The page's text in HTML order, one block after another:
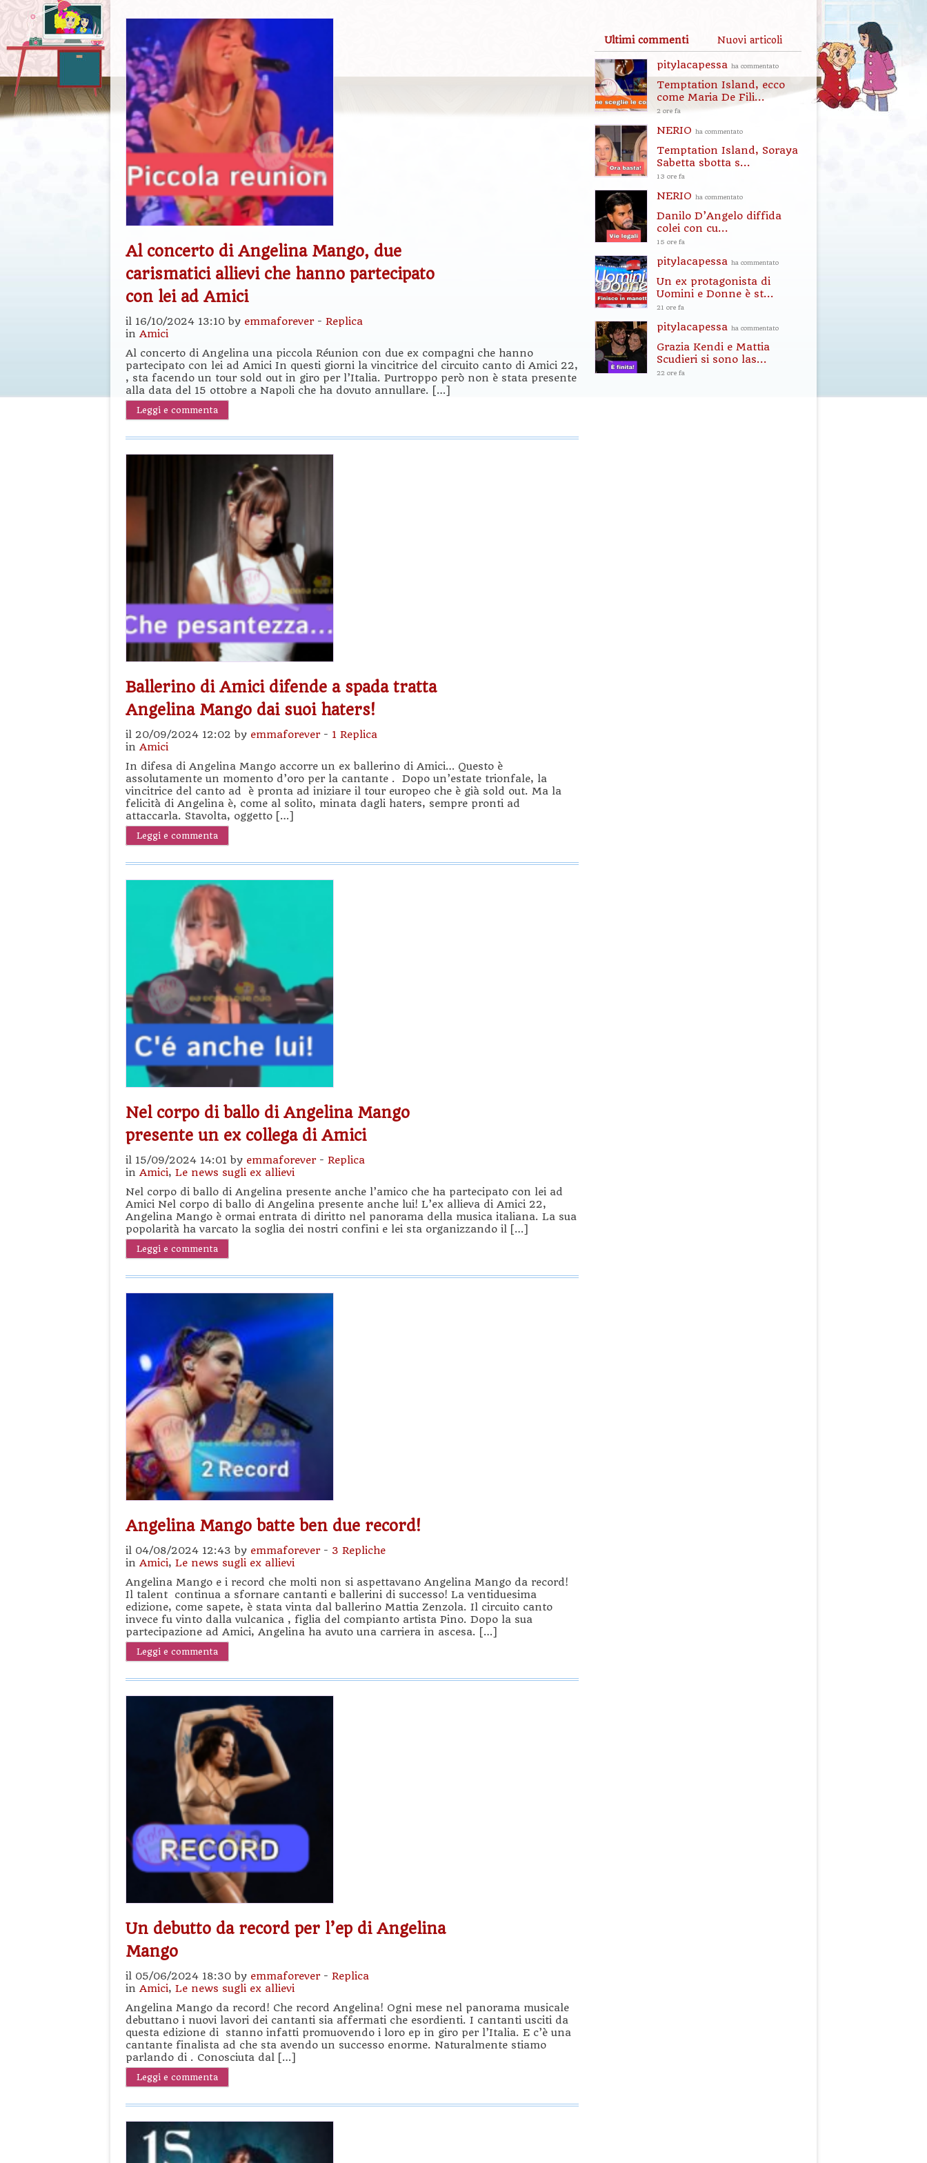
Al concerto di Angelina Mango, due
carismatici allievi che hanno partecipato
con lei ad Amici
il 16/10/2024 13:10 by emmaforever- Replica
in Amici
Al concerto di Angelina una piccola Réunion con due ex compagni che hanno
partecipato con lei ad Amici In questi giorni la vincitrice del circuito canto di Amici 22,
, sta facendo un tour sold out in giro per l’Italia. Purtroppo però non è stata presente
alla data del 15 ottobre a Napoli che ha dovuto annullare. […]
Leggi e commenta
Ballerino di Amici difende a spada tratta
Angelina Mango dai suoi haters!
il 20/09/2024 12:02 by emmaforever- 1 Replica
in Amici
In difesa di Angelina Mango accorre un ex ballerino di Amici… Questo è
assolutamente un momento d’oro per la cantante . Dopo un’estate trionfale, la
vincitrice del canto ad è pronta ad iniziare il tour europeo che è già sold out. Ma la
felicità di Angelina è, come al solito, minata dagli haters, sempre pronti ad
attaccarla. Stavolta, oggetto […]
Leggi e commenta
Nel corpo di ballo di Angelina Mango
presente un ex collega di Amici
il 15/09/2024 14:01 by emmaforever- Replica
in Amici, Le news sugli ex allievi
Nel corpo di ballo di Angelina presente anche l’amico che ha partecipato con lei ad
Amici Nel corpo di ballo di Angelina presente anche lui! L’ex allieva di Amici 22,
Angelina Mango è ormai entrata di diritto nel panorama della musica italiana. La sua
popolarità ha varcato la soglia dei nostri confini e lei sta organizzando il […]
Leggi e commenta
Angelina Mango batte ben due record!
il 04/08/2024 12:43 by emmaforever- 3 Repliche
in Amici, Le news sugli ex allievi
Angelina Mango e i record che molti non si aspettavano Angelina Mango da record!
Il talent continua a sfornare cantanti e ballerini di successo! La ventiduesima
edizione, come sapete, è stata vinta dal ballerino Mattia Zenzola. Il circuito canto
invece fu vinto dalla vulcanica , figlia del compianto artista Pino. Dopo la sua
partecipazione ad Amici, Angelina ha avuto una carriera in ascesa. […]
Leggi e commenta
Un debutto da record per l’ep di Angelina
Mango
il 05/06/2024 18:30 by emmaforever- Replica
in Amici, Le news sugli ex allievi
Angelina Mango da record! Che record Angelina! Ogni mese nel panorama musicale
debuttano i nuovi lavori dei cantanti sia affermati che esordienti. I cantanti usciti da
questa edizione di stanno infatti promuovendo i loro ep in giro per l’Italia. E c’è una
cantante finalista ad che sta avendo un successo enorme. Naturalmente stiamo
parlando di . Conosciuta dal […]
Leggi e commenta
Ultimi commenti Nuovi articoli
pitylacapessa ha commentato
Temptation Island, ecco
come Maria De Fili...
2 ore fa
NERIO ha commentato
Temptation Island, Soraya
Sabetta sbotta s...
13 ore fa
NERIO ha commentato
Danilo D’Angelo diffida
colei con cu...
15 ore fa
pitylacapessa ha commentato
Un ex protagonista di
Uomini e Donne è st...
21 ore fa
pitylacapessa ha commentato
Grazia Kendi e Mattia
Scudieri si sono las...
22 ore fa